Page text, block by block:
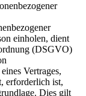
einholen, dient
(DSGVO)
Vertrages,
erforderlich ist,
Dies gilt